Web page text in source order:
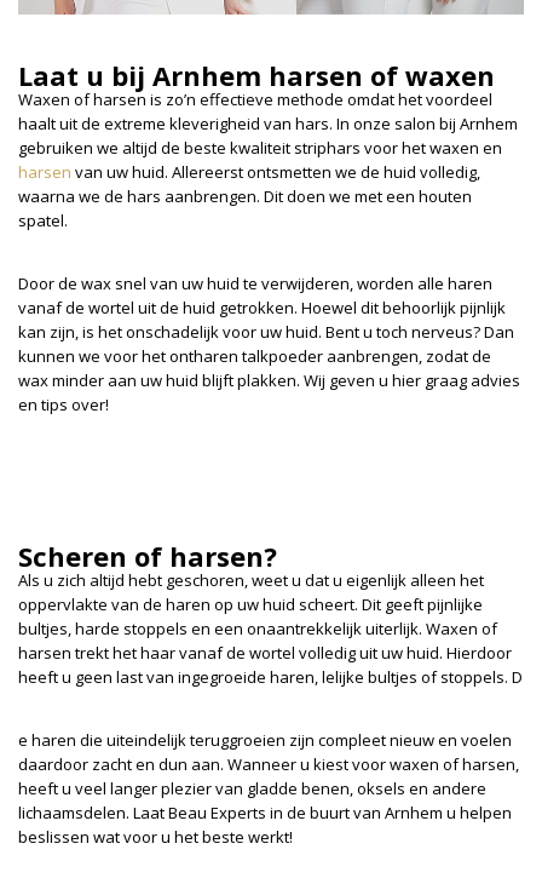
Laat u bij Arnhem harsen of waxen
Waxen of harsen is zo’n effectieve methode omdat het voordeel
haalt uit de extreme kleverigheid van hars. In onze salon bij Arnhem
gebruiken we altijd de beste kwaliteit striphars voor het waxen en
harsen van uw huid. Allereerst ontsmetten we de huid volledig,
waarna we de hars aanbrengen. Dit doen we met een houten
spatel.
Door de wax snel van uw huid te verwijderen, worden alle haren
vanaf de wortel uit de huid getrokken. Hoewel dit behoorlijk pijnlijk
kan zijn, is het onschadelijk voor uw huid. Bent u toch nerveus? Dan
kunnen we voor het ontharen talkpoeder aanbrengen, zodat de
wax minder aan uw huid blijft plakken. Wij geven u hier graag advies
en tips over!
Scheren of harsen?
Als u zich altijd hebt geschoren, weet u dat u eigenlijk alleen het
oppervlakte van de haren op uw huid scheert. Dit geeft pijnlijke
bultjes, harde stoppels en een onaantrekkelijk uiterlijk. Waxen of
harsen trekt het haar vanaf de wortel volledig uit uw huid. Hierdoor
heeft u geen last van ingegroeide haren, lelijke bultjes of stoppels. D
e haren die uiteindelijk teruggroeien zijn compleet nieuw en voelen
daardoor zacht en dun aan. Wanneer u kiest voor waxen of harsen,
heeft u veel langer plezier van gladde benen, oksels en andere
lichaamsdelen. Laat Beau Experts in de buurt van Arnhem u helpen
beslissen wat voor u het beste werkt!